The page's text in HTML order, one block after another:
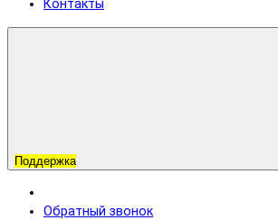
Контакты
Поддержка
Обратный звонок